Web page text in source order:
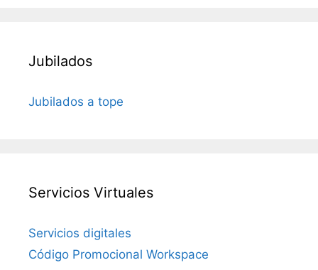
Jubilados
Jubilados a tope
Servicios Virtuales
Servicios digitales
Código Promocional Workspace